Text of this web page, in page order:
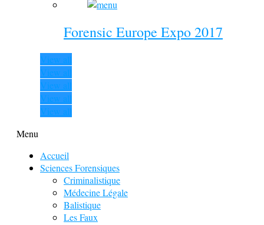
Forensic Europe Expo 2017
View all
View all
View all
View all
View all
Menu
Accueil
Sciences Forensiques
Criminalistique
Médecine Légale
Balistique
Les Faux